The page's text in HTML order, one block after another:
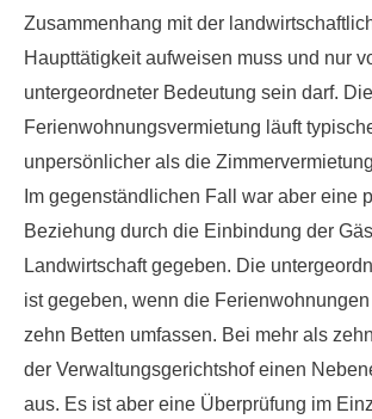
Zusammenhang mit der
Haupttätigkeit aufweisen muss und nur
untergeordneter Bedeutung sein darf. Die
Ferienwohnungsvermietung läuft
unpersönlicher als die
Im gegenständlichen Fall war aber eine
Beziehung durch die Einbindung der
Landwirtschaft gegeben. Die
ist gegeben, wenn die
zehn Betten umfassen. Bei mehr als
der Verwaltungsgerichtshof einen
aus. Es ist aber eine Überprüfung im